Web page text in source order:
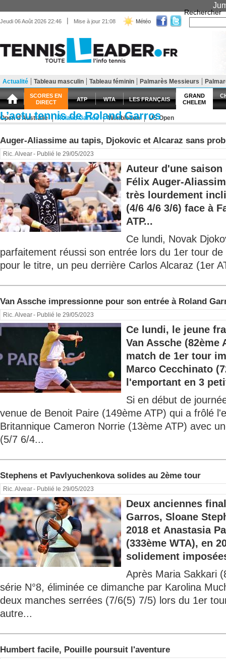
Jeudi 06 Août 2026 22:46 | Mise à jour 21:08 Météo
Rechercher
Matériel Entraînement Santé Forme
SCORES EN
DIRECT
ATP WTA LES FRANÇAIS
GRAND
CHELEM
Open d'Australie Roland Garros Wimbledon US Open
Actualité Tableau masculin Tableau féminin Palmarès Messieurs
L’actu tennis de Roland Garros
Auger-Aliassime au tapis, Djokovic et Alcaraz sans
Ric. Alvear- Publié le 29/05/2023
Auteur d'une
Félix Auger-
très lourdement
(4/6 4/6 3/6) face à
ATP...
Ce lundi, Novak
parfaitement réussi son entrée lors du 1er tour
pour le titre, un peu derrière Carlos Alcaraz (1er
Van Assche impressionne pour son entrée à Roland
Ric. Alvear- Publié le 29/05/2023
Ce lundi, le jeune
Van Assche (82ème
match de 1er tour
Marco Cecchinato
l'emportant en 3
Si en début de
venue de Benoit Paire (149ème ATP) qui a frôlé
Britannique Cameron Norrie (13ème ATP) avec
(5/7 6/4...
Stephens et Pavlyuchenkova solides au 2ème tour
Ric. Alvear- Publié le 29/05/2023
Deux anciennes
Garros, Sloane
2018 et Anastasia
(333ème WTA), en
solidement
Après Maria Sakkari
série N°8, éliminée ce dimanche par Karolina
deux manches serrées (7/6(5) 7/5) lors du 1er
autre...
Humbert facile, Pouille poursuit l'aventure